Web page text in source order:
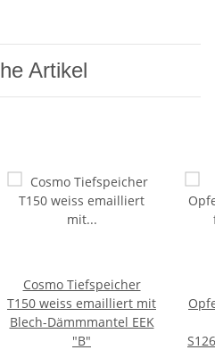
Artikel
Cosmo Tiefspeicher
T150 weiss emailliert mit
Blech-Dämmmantel EEK
"B"